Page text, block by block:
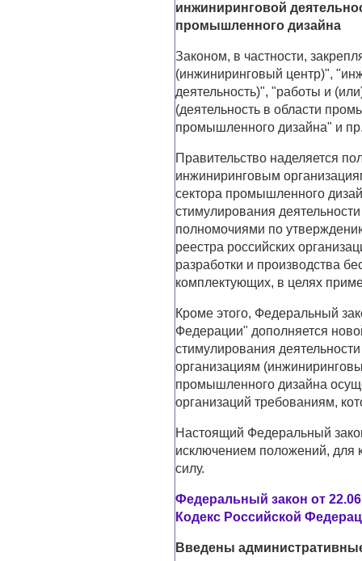
инжиниринговой
промышленного дизайна
Законом, в частности,
(инжиниринговый центр)",
деятельность)", "работы и
(деятельность в области
промышленного дизайна" и
Правительство наделяется
инжиниринговым
сектора промышленного
стимулирования
полномочиями по
реестра российских
разработки и производства
комплектующих, в целях
Кроме этого, Федеральный
Федерации" дополняется
стимулирования
организациям
промышленного дизайна
организаций требованиям,
Настоящий Федеральный
исключением положений, для
силу.
Федеральный закон от
Кодекс Российской
Введены